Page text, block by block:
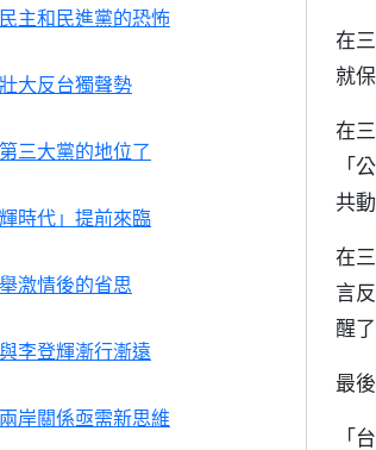
主和民進黨的恐怖
大反台獨聲勢
三大黨的地位了
輝時代」提前來臨
激情後的省思
李登輝漸行漸遠
岸關係亟需新思維
在
就
在
「
共
在
言
醒
最
「